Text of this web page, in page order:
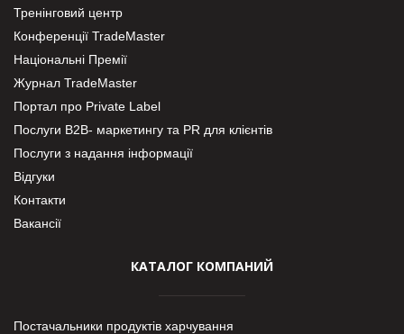
Тренінговий центр
Конференції TradeMaster
Національні Премії
Журнал TradeMaster
Портал про Private Label
Послуги В2В- маркетингу та PR для клієнтів
Послуги з надання інформації
Відгуки
Контакти
Вакансії
КАТАЛОГ КОМПАНИЙ
Постачальники продуктів харчування